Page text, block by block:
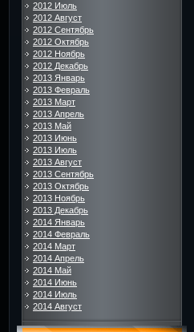
2012 Июль
2012 Август
2012 Сентябрь
2012 Октябрь
2012 Ноябрь
2012 Декабрь
2013 Январь
2013 Февраль
2013 Март
2013 Апрель
2013 Май
2013 Июнь
2013 Июль
2013 Август
2013 Сентябрь
2013 Октябрь
2013 Ноябрь
2013 Декабрь
2014 Январь
2014 Февраль
2014 Март
2014 Апрель
2014 Май
2014 Июнь
2014 Июль
2014 Август